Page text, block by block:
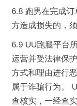
6.8 跑男在完成
方造成损失的，
6.9 UU跑腿平台
运营并受法律保
方式和理由进行
属于诈骗行为。
查核实，一经查